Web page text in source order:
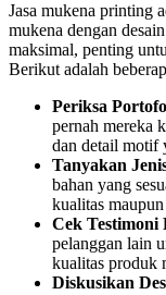
Jasa mukena printing
mukena dengan
maksimal, penting
Berikut adalah
Periksa
pernah mereka
dan detail motif
Tanyakan
bahan yang
kualitas
Cek Testimoni
pelanggan lain
kualitas produk
Diskusikan